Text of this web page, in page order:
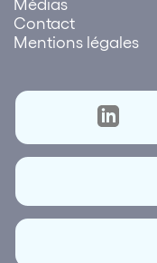
Contact
Mentions légales